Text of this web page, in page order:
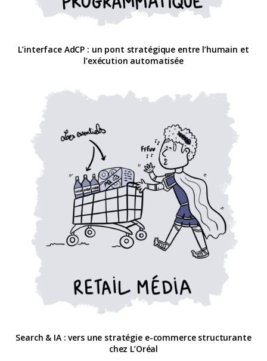
L’interface AdCP : un pont stratégique entre l’humain et
l’exécution automatisée
Search & IA : vers une stratégie e-commerce structurante
chez L’Oréal